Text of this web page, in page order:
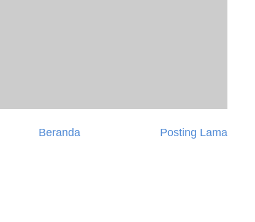
Posting Lama
Beranda